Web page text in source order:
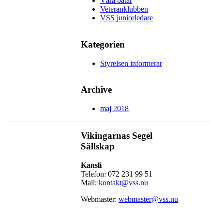
Veteranklubben
VSS juniorledare
Kategorien
Styrelsen informerar
Archive
maj 2018
Vikingarnas Segel
Sällskap
Kansli
Telefon: 072 231 99 51
Mail: kontakt@vss.nu
Webmaster: webmaster@vss.nu